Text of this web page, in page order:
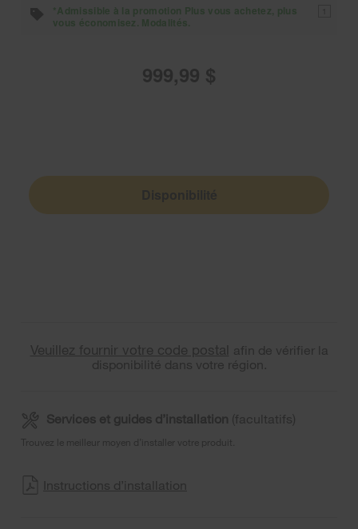
*Admissible à la promotion Plus vous achetez, plus
vous économisez. Modalités.
1
999,99 $
Veuillez fournir votre code postal afin de vérifier la
disponibilité dans votre région.
Services et guides d’installation (facultatifs)
Trouvez le meilleur moyen d’installer votre produit.
Instructions d’installation